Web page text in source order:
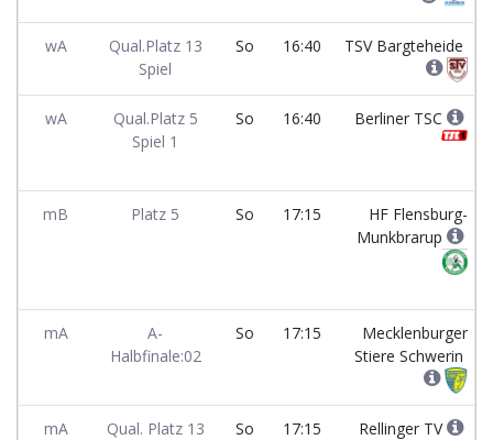
wA
Qual.Platz 13
Spiel
So 16:40 TSV Bargteheide
wA
Qual.Platz 5
Spiel 1
So 16:40 Berliner TSC
mB Platz 5 So 17:15
HF Flensburg-
Munkbrarup
mA
A-
Halbfinale:02
So 17:15
Mecklenburger
Stiere Schwerin
mA
Qual. Platz 13
So 17:15 Rellinger TV